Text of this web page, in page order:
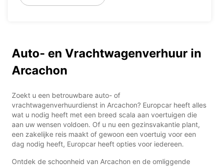
Auto- en Vrachtwagenverhuur in
Arcachon
Zoekt u een betrouwbare auto- of
vrachtwagenverhuurdienst in Arcachon? Europcar heeft alles
wat u nodig heeft met een breed scala aan voertuigen die
aan uw wensen voldoen. Of u nu een gezinsvakantie plant,
een zakelijke reis maakt of gewoon een voertuig voor een
dag nodig heeft, Europcar heeft opties voor iedereen.
Ontdek de schoonheid van Arcachon en de omliggende